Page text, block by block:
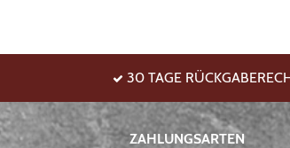
30 TAGE
ZAHLUNGSARTEN